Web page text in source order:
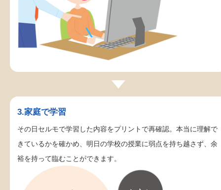
3.家庭で学習
その日セルモで学習した内容をプリントで再確認。本当に理解で
きているかを確かめ、明日の学校の授業に弱点を持ち越さず、余
裕を持って臨むことができます。